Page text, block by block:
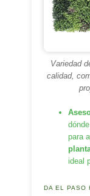
Variedad
calidad,
para
ideal
DA EL PASO